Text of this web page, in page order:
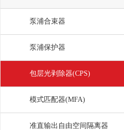
泵浦合束器
泵浦保护器
包层光剥除器(CPS)
模式匹配器(MFA)
准直输出自由空间隔离器